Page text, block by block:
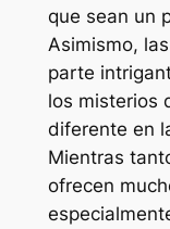
que sean un
Asimismo,
parte
los misterios
diferente en
Mientras
ofrecen